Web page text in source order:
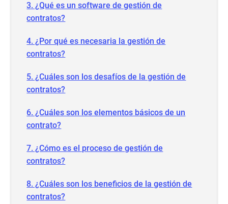
3. ¿Qué es un software de gestión de
contratos?
4. ¿Por qué es necesaria la gestión de
contratos?
5. ¿Cuáles son los desafíos de la gestión de
contratos?
6. ¿Cuáles son los elementos básicos de un
contrato?
7. ¿Cómo es el proceso de gestión de
contratos?
8. ¿Cuáles son los beneficios de la gestión de
contratos?